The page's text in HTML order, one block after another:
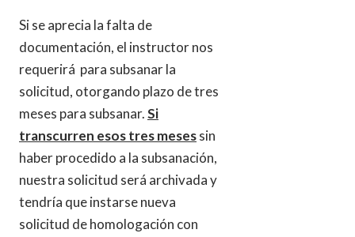
Si se aprecia la falta de
documentación, el instructor nos
requerirá para subsanar la
solicitud, otorgando plazo de tres
meses para subsanar.Si
transcurren esos tres mesessin
haber procedido a la subsanación,
nuestra solicitud será archivada y
tendría que instarse nueva
solicitud de homologación con